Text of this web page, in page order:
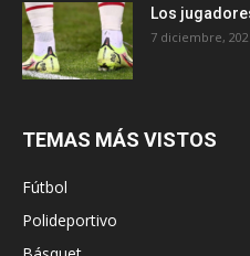
Los
7 diciembre,
TEMAS MÁS VISTOS
Fútbol
Polideportivo